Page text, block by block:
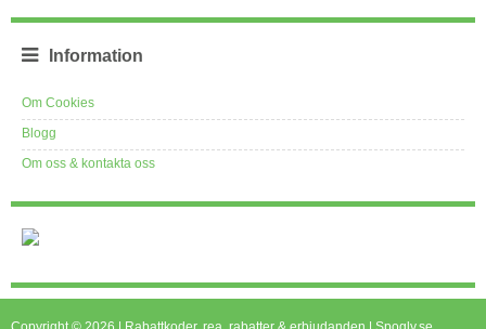
Information
Om Cookies
Blogg
Om oss & kontakta oss